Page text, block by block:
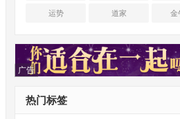
运势 道家 金
广告
热门标签